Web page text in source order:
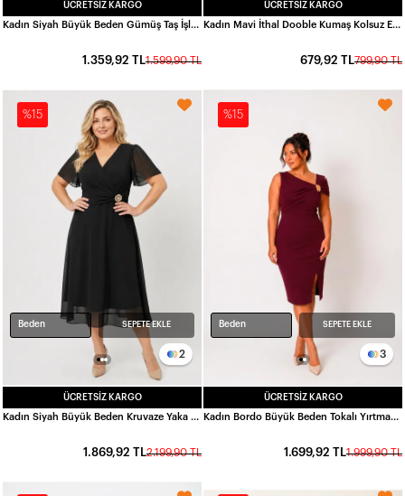
ÜCRETSIZ KARGO
Kadın Siyah Büyük Beden Gümüş Taş İşlemeli Yırtmaç Detay Abiye Elbise HZL26W-PR10051
1.599,90 TL
1.359,92 TL
ÜCRETSIZ KARGO
Kadın Mavi İthal Dooble Kumaş Kolsuz Elbise HZL25W-FRY122651
799,90 TL
679,92 TL
%15
2
Beden SEPETE EKLE
ÜCRETSIZ KARGO
Kadın Siyah Büyük Beden Kruvaze Yaka Midi Boy Şifon Abiye Elbise HZL26S-TRV16021
2.199,90 TL
1.869,92 TL
%15
3
Beden SEPETE EKLE
ÜCRETSIZ KARGO
Kadın Bordo Büyük Beden Tokalı Yırtmaç Detaylı Midi Boy Abiye Elbise HZL26S-TRV16011
1.999,90 TL
1.699,92 TL